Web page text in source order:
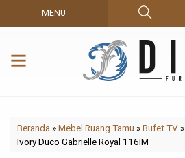
MENU
Beranda »Mebel Ruang Tamu »Bufet TV »
Ivory Duco Gabrielle Royal 116IM